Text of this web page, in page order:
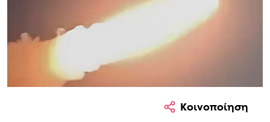
Κοινοποίηση